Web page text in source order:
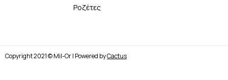
Ροζέτες
Copyright 2021 © Mil-Or | Powered byCactus